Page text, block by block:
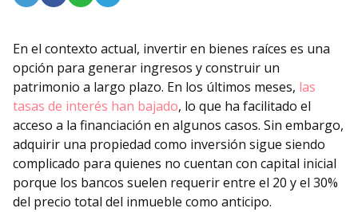
En el contexto actual, invertir en bienes raíces es una
opción para generar ingresos y construir un
patrimonio a largo plazo. En los últimos meses, las
tasas de interés han bajado, lo que ha facilitado el
acceso a la financiación en algunos casos. Sin embargo,
adquirir una propiedad como inversión sigue siendo
complicado para quienes no cuentan con capital inicial
porque los bancos suelen requerir entre el 20 y el 30%
del precio total del inmueble como anticipo.